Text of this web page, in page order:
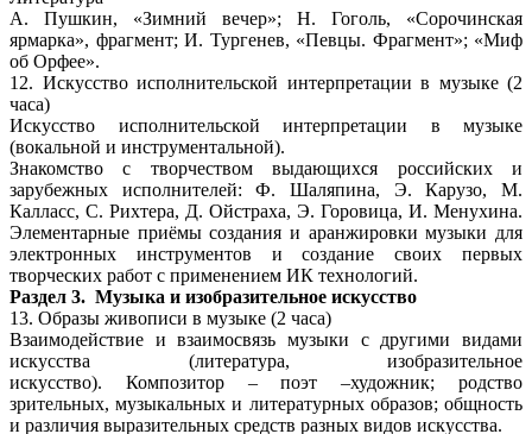
А. Пушкин, «Зимний вечер»; Н. Гоголь, «Сорочинская
ярмарка», фрагмент; И. Тургенев, «Певцы. Фрагмент»; «Миф
об Орфее».
12. Искусство исполнительской интерпретации в музыке (2
часа)
Искусство исполнительской интерпретации в музыке
(вокальной и инструментальной).
Знакомство с творчеством выдающихся российских и
зарубежных исполнителей: Ф. Шаляпина, Э.Карузо, М.
Калласс, С. Рихтера, Д. Ойстраха, Э. Горовица, И. Менухина.
Элементарные приёмы создания и аранжировки музыки для
электронных инструментов и создание своих первых
творческих работ с применением ИК технологий.
Раздел 3. Музыка и изобразительное искусство
13. Образы живописи в музыке (2 часа)
Взаимодействие и взаимосвязь музыки с другими видами
искусства (литература, изобразительное
искусство). Композитор – поэт –художник; родство
зрительных, музыкальных и литературных образов; общность
и различия выразительных средств разных видов искусства.